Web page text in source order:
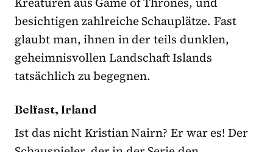
besichtigen zahlreiche Schauplätze. Fast
glaubt man, ihnen in der teils dunklen,
geheimnisvollen Landschaft Islands
tatsächlich zu begegnen.
Belfast, Irland
Ist das nicht Kristian Nairn? Er war es! Der